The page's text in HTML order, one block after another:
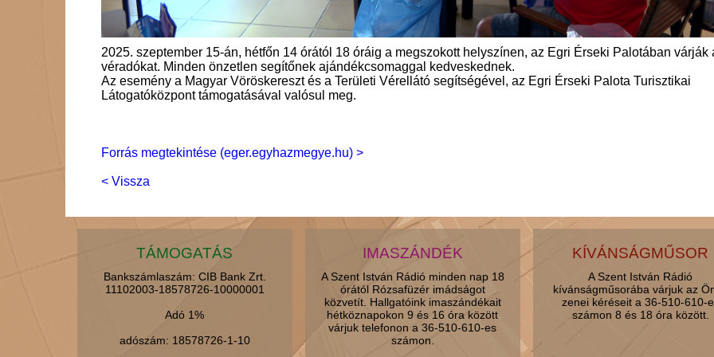
2025. szeptember 15-án, hétfőn 14 órától 18 óráig a megszokott helyszínen, az Egri Érseki Palotában várják
véradókat. Minden önzetlen segítőnek ajándékcsomaggal kedveskednek.
Az esemény a Magyar Vöröskereszt és a Területi Vérellátó segítségével, az Egri Érseki Palota Turisztikai
Látogatóközpont támogatásával valósul meg.
Forrás megtekintése (eger.egyhazmegye.hu) >
< Vissza
TÁMOGATÁS
Bankszámlaszám: CIB Bank Zrt.
11102003-18578726-10000001
Adó 1%
adószám: 18578726-1-10
IMASZÁNDÉK
A Szent István Rádió minden nap 18
órától Rózsafüzér imádságot
közvetít. Hallgatóink imaszándékait
hétköznapokon 9 és 16 óra között
várjuk telefonon a 36-510-610-es
számon.
KÍVÁNSÁGMŰSOR
A Szent István Rádió
kívánságműsorába várjuk az
zenei kéréseit a 36-510-610-
számon 8 és 18 óra között.